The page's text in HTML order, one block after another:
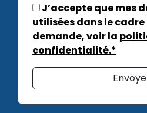
J’accepte que mes
utilisées dans le cadre
demande, voir la
confidentialité.*